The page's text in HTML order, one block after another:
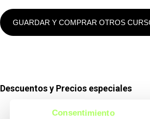
Consentimiento
GUARDAR Y COMPRAR OTROS
Descuentos y Precios especiales